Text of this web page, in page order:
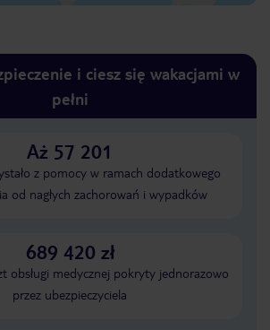
i ciesz się wakacjami w
pełni
Aż 57 201
z pomocy w ramach dodatkowego
od nagłych zachorowań i wypadków
689 420 zł
obsługi medycznej pokryty jednorazowo
przez ubezpieczyciela